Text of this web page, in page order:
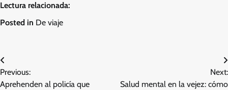
Lectura relacionada:
Posted in De viaje
Post
navigation
Previous:
Aprehenden al policía que
Next:
Salud mental en la vejez: cómo